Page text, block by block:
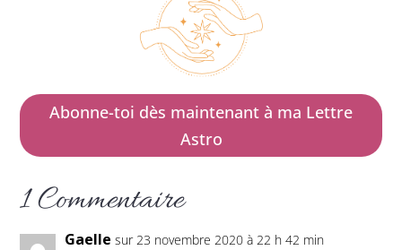
Abonne-toi dès maintenant à ma Lettre
Astro
1 Commentaire
Gaelle sur 23 novembre 2020 à 22 h 42 min